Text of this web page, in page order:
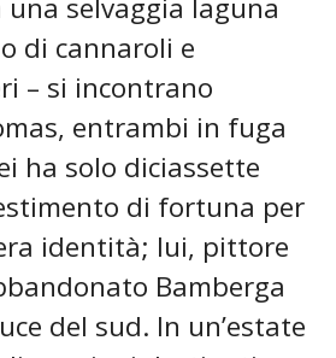
una selvaggia laguna
di cannaroli e
– si incontrano
entrambi in fuga
ha solo diciassette
di fortuna per
identità; lui, pittore
Bamberga
del sud. In un’estate